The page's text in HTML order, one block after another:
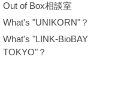
Out of Box相談室
What's "UNIKORN"？
What's "LINK-BioBAY
TOKYO"？